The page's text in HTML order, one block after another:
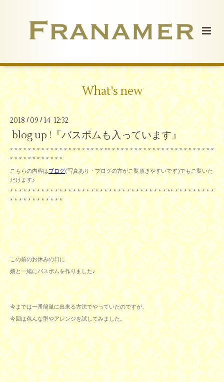
What's new
2018/09 /14 12:32
blog up !『バスボムも入っています』
* * * * * * * * * * * * * * * * * * * * * ** * * * * * * * * * * * * * * * * * * * * * * *
* * * * * * * * * * * *
こちらの内容はブログ(写真あり・ブログの方がご覧頂きやすいです)でもご覧いた
だけます♪
* * * * * * * * * * * * * * * * * * * * * * * * * * * * * * * * * * * ** * * * * * * * * *
* * * * * * * * * * * *
この前のお休みの日に
娘と一緒にバスボムを作りました♪
今までは一番簡単に出来る方法でやっていたのですが、
今回は色んな型やアレンジを試してみました。